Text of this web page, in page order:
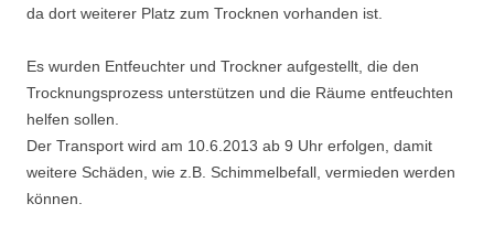
da dort weiterer Platz zum Trocknen vorhanden ist.
Es wurden Entfeuchter und Trockner aufgestellt, die den
Trocknungsprozess unterstützen und die Räume entfeuchten
helfen sollen.
Der Transport wird am 10.6.2013 ab 9 Uhr erfolgen, damit
weitere Schäden, wie z.B. Schimmelbefall, vermieden werden
können.